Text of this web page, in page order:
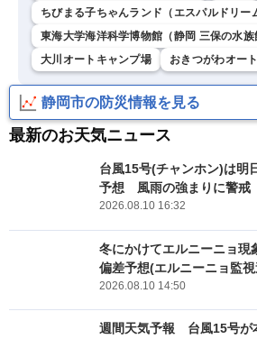
ちびまる子ちゃんランド（エスパルドリー
東海大学海洋科学博物館（静岡 三保の水族
大川オートキャンプ場
おきつがわオー
静岡市の防災情報を見る
最新のお天気ニュース
台風15号(チャンホン)は明
予想 風雨の強まりに警戒
2026.08.10 16:32
冬にかけてエルニーニョ
偏差予想(エルニーニョ監
2026.08.10 14:50
週間天気予報 台風15号